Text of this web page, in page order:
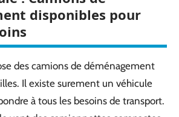
disponibles pour
des camions de déménagement
Il existe surement un véhicule
à tous les besoins de transport.